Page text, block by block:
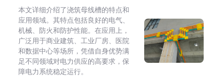
本文详细介绍了浇筑母线槽的特点和
应用领域。其特点包括良好的电气、
机械、防火和防护性能。在应用上，
广泛用于商业建筑、工业厂房、医院
和数据中心等场所，凭借自身优势满
足不同领域对电力供应的高要求，保
障电力系统稳定运行。